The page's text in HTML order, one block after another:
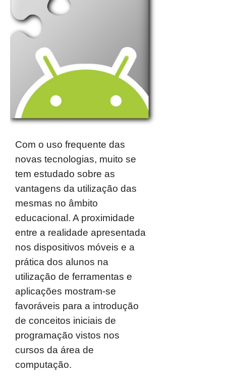
Com o uso frequente das
novas tecnologias, muito se
tem estudado sobre as
vantagens da utilização das
mesmas no âmbito
educacional. A proximidade
entre a realidade apresentada
nos dispositivos móveis e a
prática dos alunos na
utilização de ferramentas e
aplicações mostram-se
favoráveis para a introdução
de conceitos iniciais de
programação vistos nos
cursos da área de
computação.